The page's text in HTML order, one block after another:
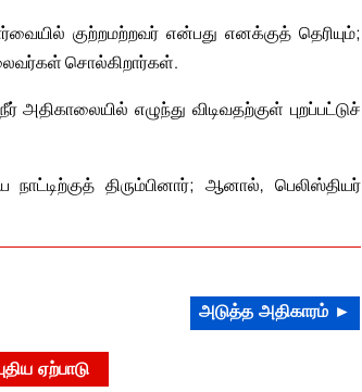
குற்றமற்றவர் என்பது எனக்குத் தெரியும்;
சொல்கிறார்கள்.
எழுந்து விடிவதற்குள் புறப்பட்டுச்
திரும்பினார்; ஆனால், பெலிஸ்தியர்
அடுத்த அதிகாரம் ►
ஏற்பாடு